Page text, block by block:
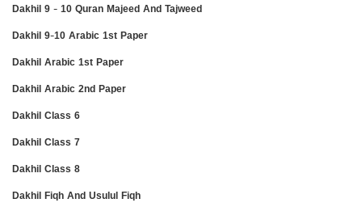
Dakhil 9 - 10 Quran Majeed And Tajweed
Dakhil 9-10 Arabic 1st Paper
Dakhil Arabic 1st Paper
Dakhil Arabic 2nd Paper
Dakhil Class 6
Dakhil Class 7
Dakhil Class 8
Dakhil Fiqh And Usulul Fiqh